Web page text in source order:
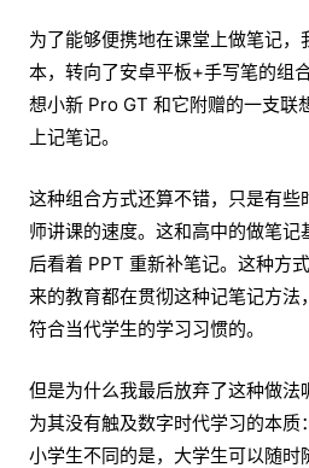
为了能够便携地在课堂上做笔记
本，转向了安卓平板+手写笔的组
想小新 Pro GT 和它附赠的一支联
上记笔记。
这种组合方式还算不错，只是有些
师讲课的速度。这和高中的做笔
后看着 PPT 重新补笔记。这种方
来的教育都在贯彻这种记笔记方法
符合当代学生的学习习惯的。
但是为什么我最后放弃了这种做法
为其没有触及数字时代学习的本质：
小学生不同的是，大学生可以随时